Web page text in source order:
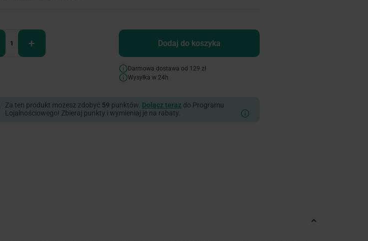
Dodaj do koszyka
Darmowa dostawa od 129 zł
Wysyłka w 24h
Za ten produkt możesz zdobyć 59 punktów. Dołącz terazdo Programu
Lojalnościowego! Zbieraj punkty i wymieniaj je na rabaty.